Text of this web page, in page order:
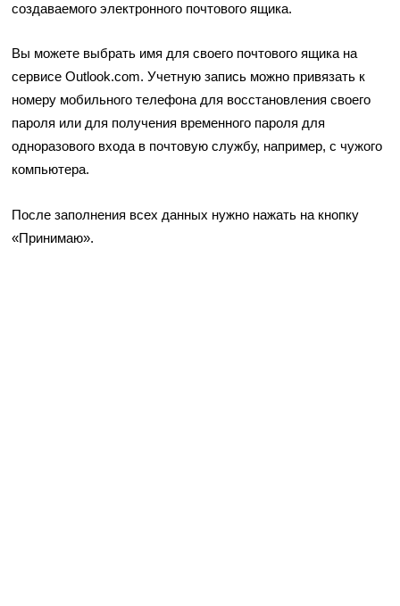
создаваемого электронного почтового ящика.
Вы можете выбрать имя для своего почтового ящика на
сервисе Outlook.com. Учетную запись можно привязать к
номеру мобильного телефона для восстановления своего
пароля или для получения временного пароля для
одноразового входа в почтовую службу, например, с чужого
компьютера.
После заполнения всех данных нужно нажать на кнопку
«Принимаю».